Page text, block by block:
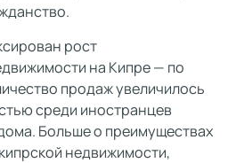
рост
на Кипре — по
продаж увеличилось
среди иностранцев
Больше о преимуществах
недвижимости,